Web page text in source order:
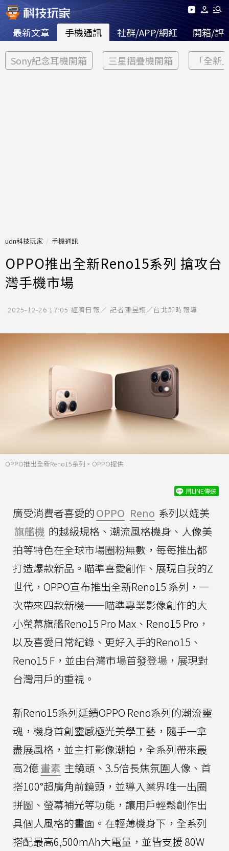
最新文章 手機通訊 社群/APP/網紅 開箱/評
Sony紀念耳機開箱 三星摺疊機開箱 「全新
udn科技玩家 手機通訊
OPPO推出全新Reno15系列 搶攻台
灣手機市場
2025-12-26 17:05 經濟日報／ 記者陳昱翔／台北即時報導
OPPO推出全新Reno15系列。OPPO提供
用LINE傳送
廣受消費者喜愛的OPPO Reno 系列以媲美
旗艦機 的越級規格、潮流風格機身、人像美
拍等特色在全球市場圈粉無數，每每推出都
打造爆款新品。瞄準喜愛創作、展現自我的Z
世代，OPPO宣布推出全新Reno15 系列，一
次帶來四款新機——瞄準專業影像創作的大
小螢幕旗艦Reno15 Pro Max、Reno15 Pro，
以及喜愛日常紀錄、更好入手的Reno15、
Reno15 F，並由台灣市場首發登場，展現對
台灣用戶的重視。
新Reno15系列延續OPPO Reno系列的潮流靈
魂，機身首創靈感極光美學工藝，隨手一拿
盡展風格，並主打影像潮拍，全系列帶來最
高2億畫素 主鏡頭、3.5倍長焦氛圍人像、首
搭100°超廣角前鏡頭，並導入業界唯一出圈
拼圖、螢幕補光等功能，讓用戶輕鬆創作出
具個人風格的畫面。在輕薄機身下，全系列
搭配最高6,500mAh大電量，並皆支援 80W